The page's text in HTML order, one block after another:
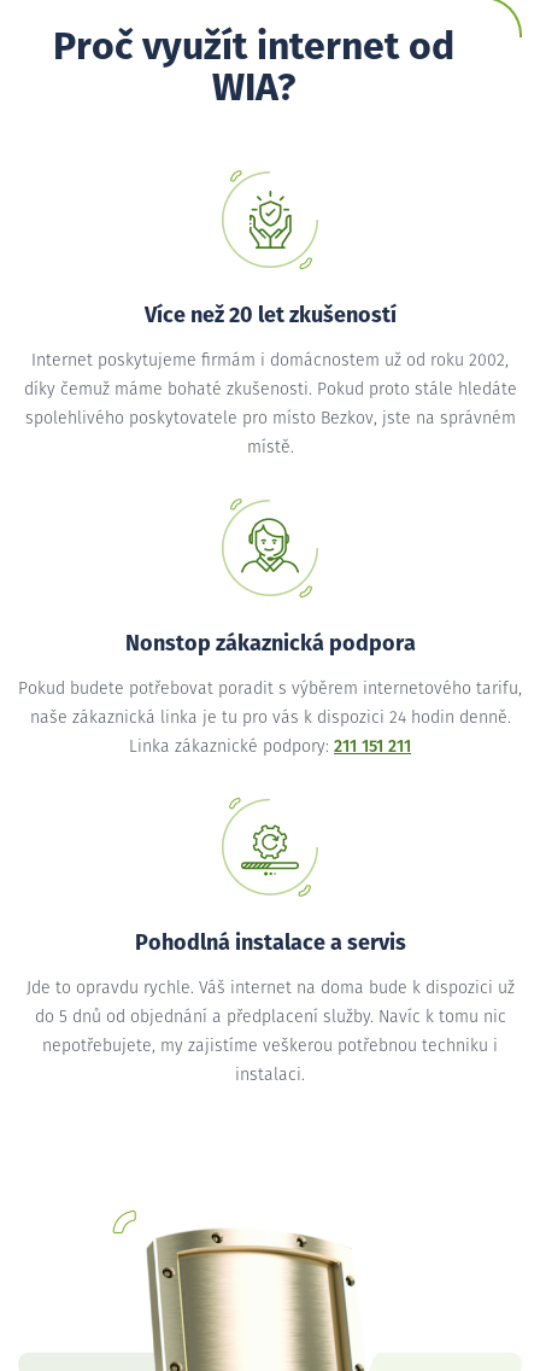
Proč využít internet od
WIA?
Více než 20 let zkušeností
Internet poskytujeme firmám i domácnostem už od roku 2002,
díky čemuž máme bohaté zkušenosti. Pokud proto stále hledáte
spolehlivého poskytovatele pro místo Bezkov, jste na správném
místě.
Nonstop zákaznická podpora
Pokud budete potřebovat poradit s výběrem internetového tarifu,
naše zákaznická linka je tu pro vás k dispozici 24 hodin denně.
Linka zákaznické podpory: 211 151 211
Pohodlná instalace a servis
Jde to opravdu rychle. Váš internet na doma bude k dispozici už
do 5 dnů od objednání a předplacení služby. Navíc k tomu nic
nepotřebujete, my zajistíme veškerou potřebnou techniku i
instalaci.